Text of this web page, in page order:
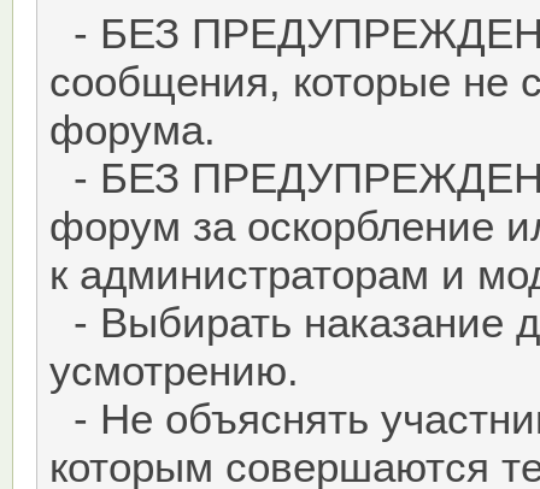
- БЕЗ
сообщения, которые не
форума.
- БЕЗ
форум за оскорбление
к администраторам и
- Выбирать наказание
усмотрению.
- Не объяснять
которым совершаются